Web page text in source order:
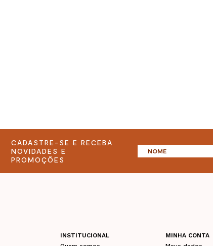
CADASTRE-SE E RECEBA
NOVIDADES E
PROMOÇÕES
INSTITUCIONAL
MINHA CONTA